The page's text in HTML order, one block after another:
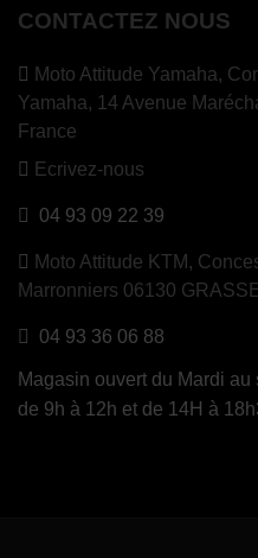
CONTACTEZ NOUS
Moto Attitude Yamaha,
Yamaha, 14 Avenue
France
Ecrivez-nous
04 93 09 22 39
Moto Attitude KTM,
Marronniers 06130
04 93 36 06 88
Magasin ouvert du Mardi au
de 9h à 12h et de 14H à